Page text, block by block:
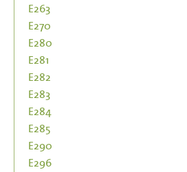
E263
E270
E280
E281
E282
E283
E284
E285
E290
E296